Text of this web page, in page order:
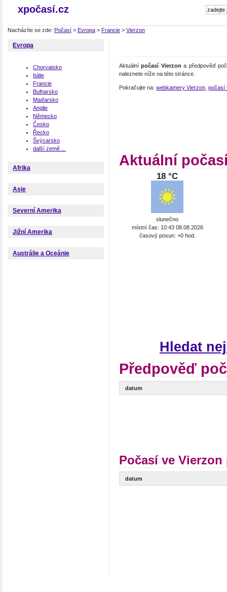
xpočasí.cz
Nacházíte se zde: Počasí > Evropa > Francie > Vierzon
Evropa
Chorvatsko
Itálie
Francie
Bulharsko
Maďarsko
Anglie
Německo
Česko
Řecko
Švýcarsko
další země ...
Afrika
Asie
Severní Amerika
Jižní Amerika
Austrálie a Oceánie
Aktuálnípočasí Vierzon a předpověď
naleznete níže na této stránce.
Pokračujte na: webkamery Vierzon počasí
Aktuální
18 °C
slunečno
místní čas: 10:43 08.08.2026
časový posun: +0 hod.
Hledat
Předpověď
datum
Počasí ve
datum